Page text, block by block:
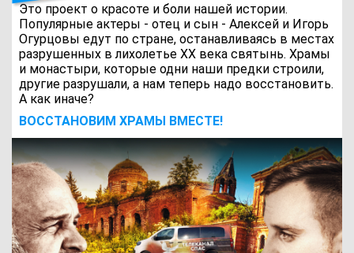
Это проект о красоте и боли нашей истории.
Популярные актеры - отец и сын - Алексей и Игорь
Огурцовы едут по стране, останавливаясь в местах
разрушенных в лихолетье ХХ века святынь. Храмы
и монастыри, которые одни наши предки строили,
другие разрушали, а нам теперь надо восстановить.
А как иначе?
ВОCСТАНОВИМ ХРАМЫ ВМЕСТЕ!